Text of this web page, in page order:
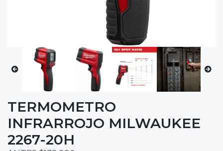
TERMOMETRO
INFRARROJO MILWAUKEE
2267-20H